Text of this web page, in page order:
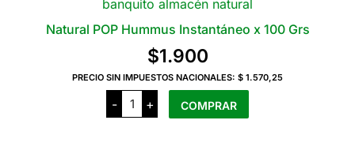
Natural POP Hummus Instantáneo x 100 Grs
$1.900
PRECIO SIN IMPUESTOS NACIONALES: $ 1.570,25
-
Natural
POP
Hummus
+ COMPRAR